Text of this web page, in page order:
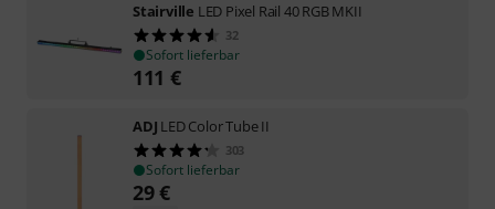
Stairville LED Pixel Rail 40 RGB MKII
32
Sofort lieferbar
111 €
ADJ LED Color Tube II
303
Sofort lieferbar
29€